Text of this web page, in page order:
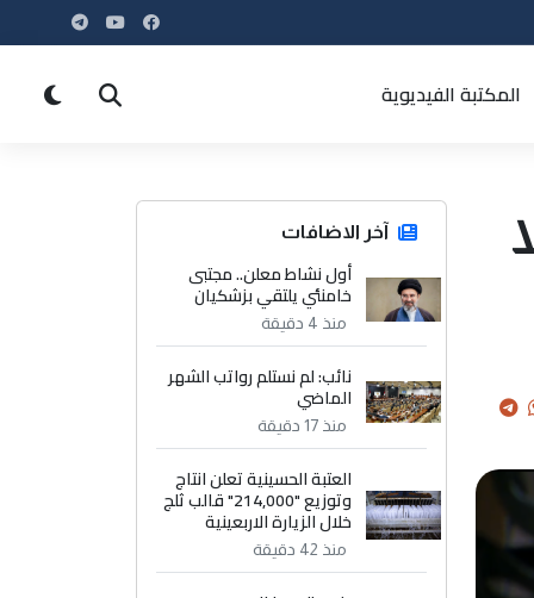
المكتبة الفيديوية
آخر الاضافات
أول نشاط معلن.. مجتبى
خامنئي يلتقي بزشكيان
منذ 4 دقيقة
نائب: لم نستلم رواتب الشهر
الماضي
منذ 17 دقيقة
العتبة الحسينية تعلن انتاج
وتوزيع "214,000" قالب ثلج
خلال الزيارة الاربعينية
منذ 42 دقيقة